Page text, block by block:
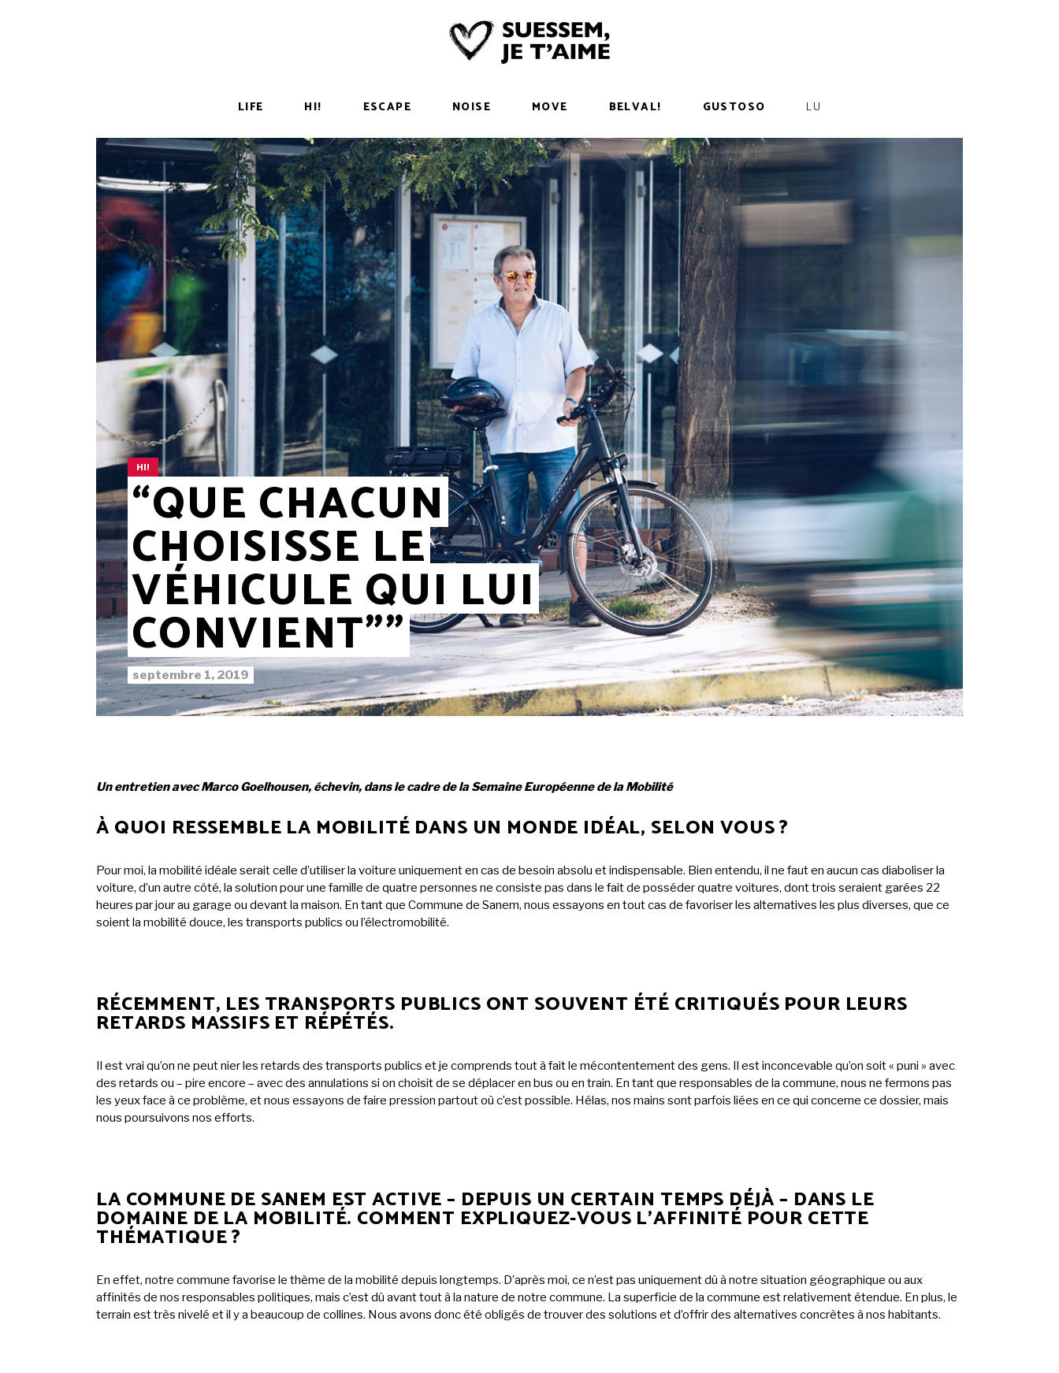
LIFE HI! ESCAPE NOISE MOVE BELVAL! GUSTOSO LU
HI!
“QUE CHACUN
CHOISISSE LE
VÉHICULE QUI LUI
CONVIENT””
septembre 1, 2019
Un entretien avec Marco Goelhousen, échevin, dans le cadre de la Semaine Européenne de la Mobilité
À QUOI RESSEMBLE LA MOBILITÉ DANS UN MONDE IDÉAL, SELON VOUS ?
Pour moi, la mobilité idéale serait celle d’utiliser la voiture uniquement en cas de besoin absolu et indispensable. Bien entendu, il ne faut en aucun cas diaboliser la
voiture, d’un autre côté, la solution pour une famille de quatre personnes ne consiste pas dans le fait de posséder quatre voitures, dont trois seraient garées 22
heures par jour au garage ou devant la maison. En tant que Commune de Sanem, nous essayons en tout cas de favoriser les alternatives les plus diverses, que ce
soient la mobilité douce, les transports publics ou l’électromobilité.
RÉCEMMENT, LES TRANSPORTS PUBLICS ONT SOUVENT ÉTÉ CRITIQUÉS POUR LEURS
RETARDS MASSIFS ET RÉPÉTÉS.
Il est vrai qu’on ne peut nier les retards des transports publics et je comprends tout à fait le mécontentement des gens. Il est inconcevable qu’on soit « puni » avec
des retards ou – pire encore – avec des annulations si on choisit de se déplacer en bus ou en train. En tant que responsables de la commune, nous ne fermons pas
les yeux face à ce problème, et nous essayons de faire pression partout où c’est possible. Hélas, nos mains sont parfois liées en ce qui concerne ce dossier, mais
nous poursuivons nos efforts.
LA COMMUNE DE SANEM EST ACTIVE – DEPUIS UN CERTAIN TEMPS DÉJÀ – DANS LE
DOMAINE DE LA MOBILITÉ. COMMENT EXPLIQUEZ-VOUS L’AFFINITÉ POUR CETTE
THÉMATIQUE ?
En effet, notre commune favorise le thème de la mobilité depuis longtemps. D’après moi, ce n’est pas uniquement dû à notre situation géographique ou aux
affinités de nos responsables politiques, mais c’est dû avant tout à la nature de notre commune. La superficie de la commune est relativement étendue. En plus, le
terrain est très nivelé et il y a beaucoup de collines. Nous avons donc été obligés de trouver des solutions et d’offrir des alternatives concrètes à nos habitants.